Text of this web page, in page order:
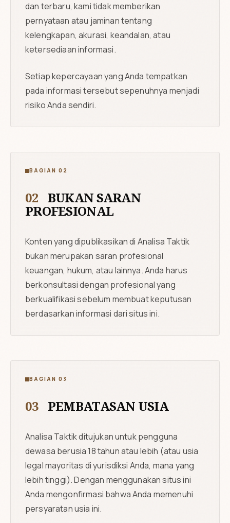
dan terbaru, kami tidak memberikan
pernyataan atau jaminan tentang
kelengkapan, akurasi, keandalan, atau
ketersediaan informasi.
Setiap kepercayaan yang Anda tempatkan
pada informasi tersebut sepenuhnya menjadi
risiko Anda sendiri.
BAGIAN 02
02 BUKAN SARAN
PROFESIONAL
Konten yang dipublikasikan di Analisa Taktik
bukan merupakan saran profesional
keuangan, hukum, atau lainnya. Anda harus
berkonsultasi dengan profesional yang
berkualifikasi sebelum membuat keputusan
berdasarkan informasi dari situs ini.
BAGIAN 03
03 PEMBATASAN USIA
Analisa Taktik ditujukan untuk pengguna
dewasa berusia 18 tahun atau lebih (atau usia
legal mayoritas di yurisdiksi Anda, mana yang
lebih tinggi). Dengan menggunakan situs ini
Anda mengonfirmasi bahwa Anda memenuhi
persyaratan usia ini.